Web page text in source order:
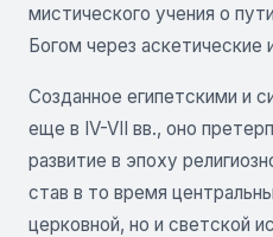
мистического учения о
Богом через аскетические
Созданное египетскими и
еще в IV-VII вв., оно
развитие в эпоху
став в то время
церковной, но и светской